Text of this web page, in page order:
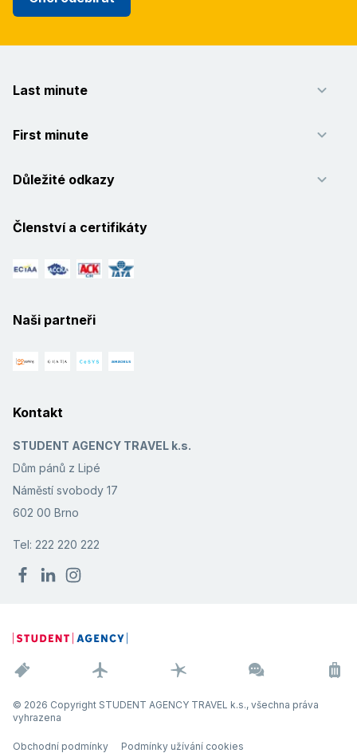
Last minute
First minute
Důležité odkazy
Členství a certifikáty
Naši partneři
Kontakt
STUDENT AGENCY TRAVEL k.s.
Dům pánů z Lipé
Náměstí svobody 17
602 00 Brno
Tel: 222 220 222
© 2026 Copyright STUDENT AGENCY TRAVEL k.s., všechna práva
vyhrazena
Obchodní podmínky Podmínky užívání cookies